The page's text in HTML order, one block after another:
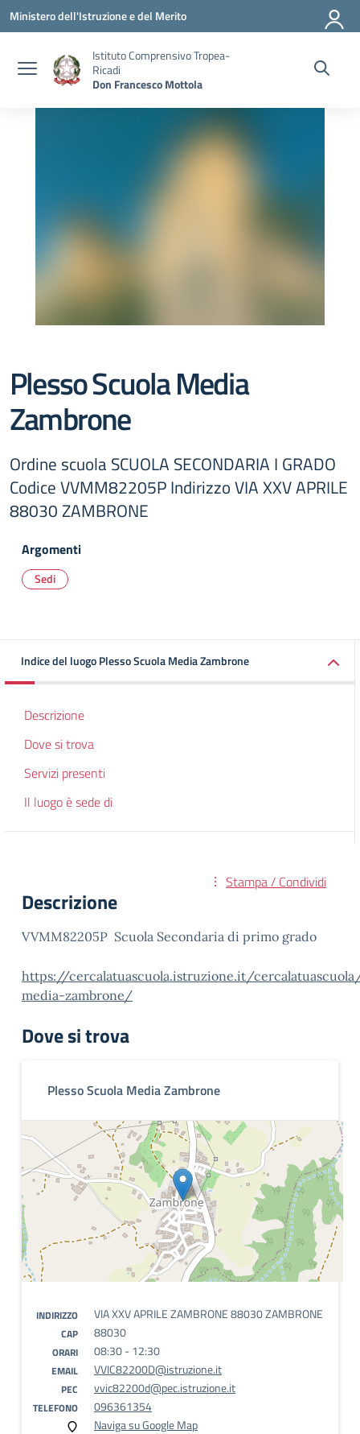
Vai ai contenuti
Vai al menu di navigazione
Vai al footer
Ministero dell'Istruzione e del Merito
Istituto Comprensivo Tropea-
Ricadi
Don Francesco Mottola
Plesso Scuola Media
Zambrone
Ordine scuola SCUOLA SECONDARIA I GRADO
Codice VVMM82205P Indirizzo VIA XXV APRILE
88030 ZAMBRONE
Argomenti
Sedi
Indice del luogo Plesso Scuola Media Zambrone
Descrizione
Dove si trova
Servizi presenti
Il luogo è sede di
Stampa / Condividi
Descrizione
VVMM82205P Scuola Secondaria di primo grado
https://cercalatuascuola.istruzione.it/
media-zambrone/
Dove si trova
Plesso Scuola Media Zambrone
INDIRIZZO VIA XXV APRILE ZAMBRONE 88030 ZAMBRONE
CAP 88030
ORARI 08:30 - 12:30
EMAIL VVIC82200D@istruzione.it
PEC vvic82200d@pec.istruzione.it
TELEFONO
096361354
Naviga su Google Map